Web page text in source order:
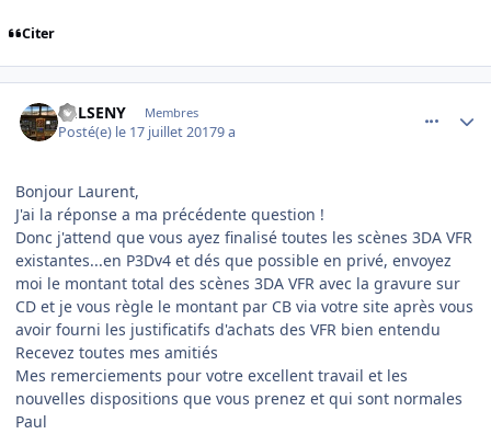
Citer
DELSENY Membres
Posté(e) le 17 juillet 20179 a
Bonjour Laurent,
J'ai la réponse a ma précédente question !
Donc j'attend que vous ayez finalisé toutes les scènes 3DA VFR
existantes...en P3Dv4 et dés que possible en privé, envoyez
moi le montant total des scènes 3DA VFR avec la gravure sur
CD et je vous règle le montant par CB via votre site après vous
avoir fourni les justificatifs d'achats des VFR bien entendu
Recevez toutes mes amitiés
Mes remerciements pour votre excellent travail et les
nouvelles dispositions que vous prenez et qui sont normales
Paul